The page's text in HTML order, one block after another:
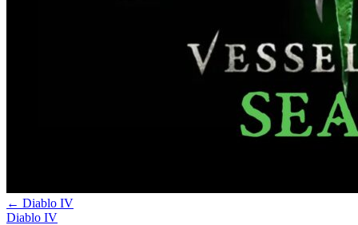
← Diablo IV
Diablo IV